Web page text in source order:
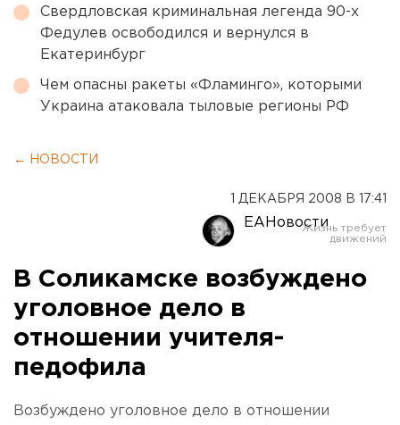
Свердловская криминальная легенда 90-х
Федулев освободился и вернулся в
Екатеринбург
Чем опасны ракеты «Фламинго», которыми
Украина атаковала тыловые регионы РФ
← НОВОСТИ
1 ДЕКАБРЯ 2008 В 17:41
ЕАНовости
В Соликамске возбуждено
уголовное дело в
отношении учителя-
педофила
Возбуждено уголовное дело в отношении